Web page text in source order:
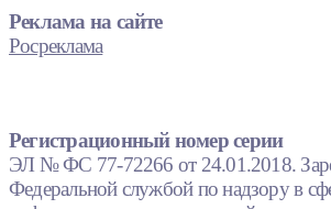
Реклама на сайте
Росреклама
Регистрационный номер серии
ЭЛ № ФС 77-72266 от 24.01.2018.
Федеральной службой по надзору в